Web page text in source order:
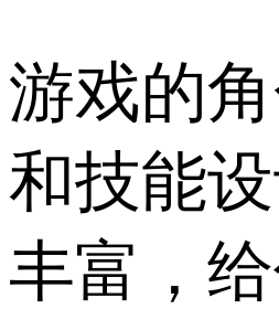
游戏的
和技能
丰富，